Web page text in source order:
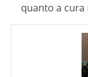
quanto a cura